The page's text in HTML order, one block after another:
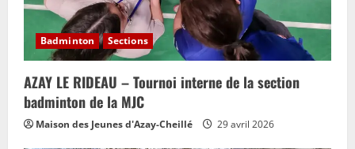
Badminton Sections
AZAY LE RIDEAU – Tournoi interne de la section
badminton de la MJC
Maison des Jeunes d'Azay-Cheillé 29 avril 2026